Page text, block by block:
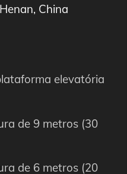
China
elevatória
de 9 metros (30
de 6 metros (20